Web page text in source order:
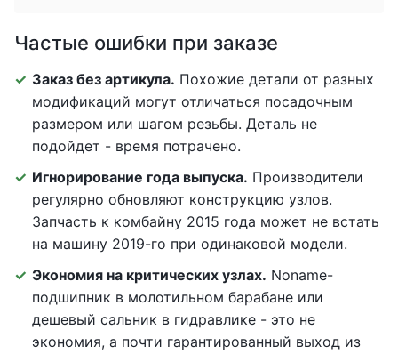
Частые ошибки при заказе
Заказ без артикула. Похожие детали от разных
модификаций могут отличаться посадочным
размером или шагом резьбы. Деталь не
подойдет - время потрачено.
Игнорирование года выпуска. Производители
регулярно обновляют конструкцию узлов.
Запчасть к комбайну 2015 года может не встать
на машину 2019-го при одинаковой модели.
Экономия на критических узлах. Noname-
подшипник в молотильном барабане или
дешевый сальник в гидравлике - это не
экономия, а почти гарантированный выход из